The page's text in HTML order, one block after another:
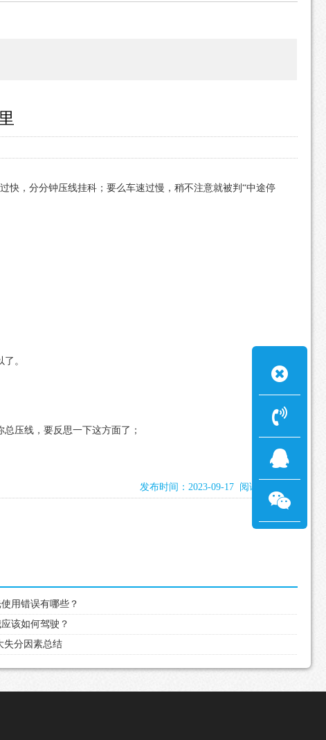
快，分分钟压线挂科；要么车速过慢，稍不注意就被判“中途停
。
压线，要反思一下这方面了；
发布时间：2023-09-17 阅读：2601次
用错误有哪些？
该如何驾驶？
失分因素总结